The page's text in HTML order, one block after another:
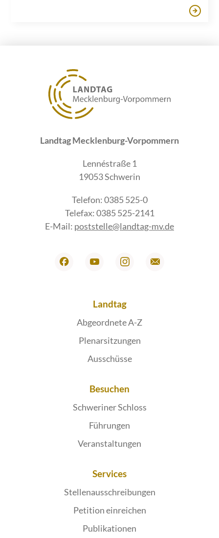
Landtag Mecklenburg-Vorpommern
Lennéstraße 1
19053 Schwerin
Telefon: 0385 525-0
Telefax: 0385 525-2141
E-Mail: poststelle@landtag-mv.de
Landtag
Abgeordnete A-Z
Plenarsitzungen
Ausschüsse
Besuchen
Schweriner Schloss
Führungen
Veranstaltungen
Services
Stellenausschreibungen
Petition einreichen
Publikationen